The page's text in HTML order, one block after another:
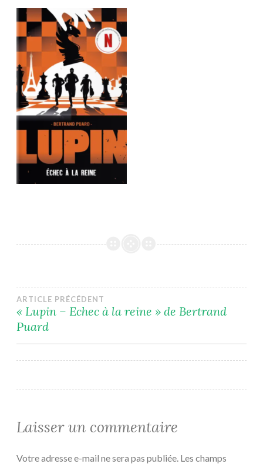
Navigation
de
l’article
ARTICLE PRÉCÉDENT
« Lupin – Echec à la reine » de Bertrand
Puard
Laisser un commentaire
Votre adresse e-mail ne sera pas publiée. Les champs